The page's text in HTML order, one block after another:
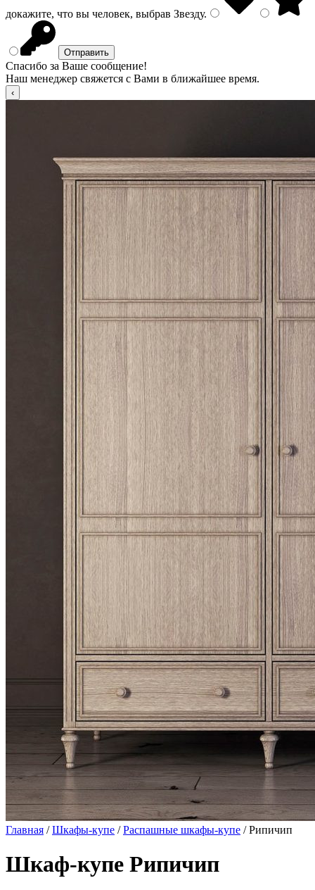
докажите, что вы человек, выбрав Звезду.
Спасибо за Ваше сообщение!
Наш менеджер свяжется с Вами в ближайшее время.
Главная /Шкафы-купе /Распашные шкафы-купе / Рипичип
Шкаф-купе Рипичип